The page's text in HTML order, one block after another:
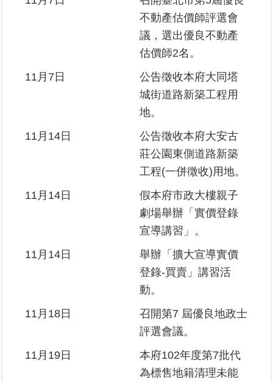
不動產估價師評選會
議，選出優良不動產
估價師2名。
11月7日
公告徵收本府大同塔
城街道路新築工程用
地。
11月14日
公告徵收本府大安古
莊公園東側道路新築
工程(一併徵收)用地。
11月14日
假本府市政大樓親子
劇場舉辦「實價登錄
宣導講習」。
11月14日
舉辦「擴大宣導實價
登錄-買賣」講習活
動。
11月18日
召開第7 屆優良地政士
評選會議。
11月19日
本府102年度第7批代
為標售地籍清理未能